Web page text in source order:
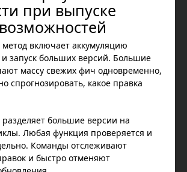
при выпуске
метод включает аккумуляцию
запуск больших версий. Большие
массу свежих фич одновременно,
спрогнозировать, какое правка
разделяет большие версии на
Любая функция проверяется и
Команды отслеживают
и быстро отменяют